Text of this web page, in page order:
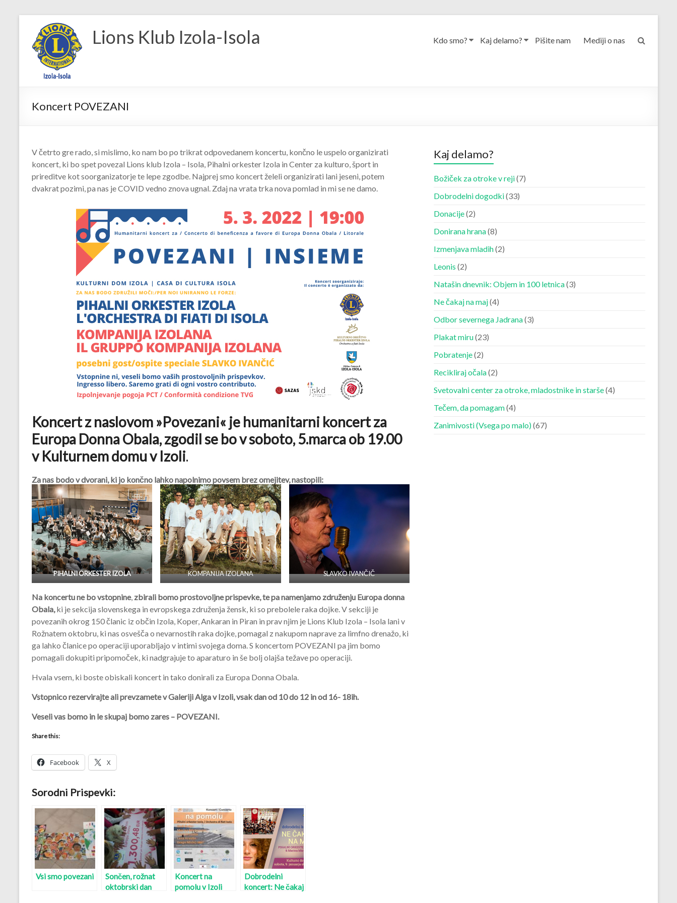
content
Lions Klub Izola-Isola Kdo smo? Kaj delamo? Pišite nam Mediji o nas
Koncert POVEZANI
V četrto gre rado, si mislimo, ko nam bo po trikrat odpovedanem koncertu, končno le uspelo organizirati
koncert, ki bo spet povezal Lions klub Izola – Isola, Pihalni orkester Izola in Center za kulturo, šport in
prireditve kot soorganizatorje te lepe zgodbe. Najprej smo koncert želeli organizirati lani jeseni, potem
dvakrat pozimi, pa nas je COVID vedno znova ugnal. Zdaj na vrata trka nova pomlad in mi se ne damo.
Koncert z naslovom »Povezani« je humanitarni koncert za
Europa Donna Obala, zgodil se bo v soboto, 5.marca ob 19.00
v Kulturnem domu v Izoli.
Za nas bodo v dvorani, ki jo končno lahko napolnimo povsem brez omejitev, nastopili:
PIHALNI ORKESTER IZOLA KOMPANIJA IZOLANA SLAVKO IVANČIČ
Na koncertu ne bo vstopnine, zbirali bomo prostovoljne prispevke, te pa namenjamo združenju Europa donna
Obala,ki je sekcija slovenskega in evropskega združenja žensk, ki so prebolele raka dojke. V sekciji je
povezanih okrog 150 članic iz občin Izola, Koper, Ankaran in Piran in prav njim je Lions Klub Izola – Isola lani v
Rožnatem oktobru, ki nas osvešča o nevarnostih raka dojke, pomagal z nakupom naprave za limfno drenažo, ki
ga lahko članice po operaciji uporabljajo v intimi svojega doma. S koncertom POVEZANI pa jim bomo
pomagali dokupiti pripomoček, ki nadgrajuje to aparaturo in še bolj olajša težave po operaciji.
Hvala vsem, ki boste obiskali koncert in tako donirali za Europa Donna Obala.
Vstopnico rezervirajte ali prevzamete v Galeriji Alga v Izoli, vsak dan od 10 do 12 in od 16- 18ih.
Veseli vas bomo in le skupaj bomo zares – POVEZANI.
Share this:
Facebook X
Sorodni Prispevki:
Vsi smo povezani
Sončen, rožnat
oktobrski dan
Koncert na
pomolu v Izoli
Dobrodelni
koncert: Ne čakaj
Kaj delamo?
Božiček za otroke v reji(7)
Dobrodelni dogodki(33)
Donacije(2)
Donirana hrana(8)
Izmenjava mladih(2)
Leonis (2)
Natašin dnevnik: Objem in 100 letnica(3)
Ne čakaj na maj(4)
Odbor severnega Jadrana(3)
Plakat miru(23)
Pobratenje(2)
Recikliraj očala(2)
Svetovalni center za otroke, mladostnike in starše(4)
Tečem, da pomagam(4)
Zanimivosti (Vsega po malo)(67)